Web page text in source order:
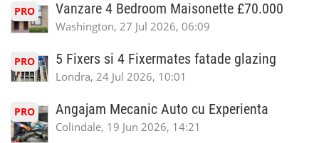
PRO Vanzare 4 Bedroom Maisonette £70.000
Washington, 27 Jul 2026, 06:09
PRO 5 Fixers si 4 Fixermates fatade glazing
Londra, 24 Jul 2026, 10:01
PRO Angajam Mecanic Auto cu Experienta
Colindale, 19 Jun 2026, 14:21